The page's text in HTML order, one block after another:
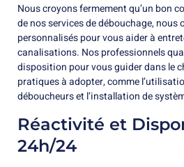
Nous croyons fermement qu’un bon
de nos services de débouchage, nous
personnalisés pour vous aider à
canalisations. Nos professionnels
disposition pour vous guider dans le
pratiques à adopter, comme
déboucheurs et l’installation de
Réactivité et
24h/24